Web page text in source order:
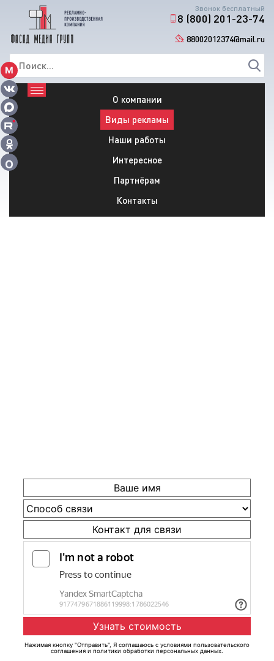
Звонок бесплатный
8 (800) 201-23-74
88002012374@mail.ru
О компании
Виды рекламы
Наши работы
Интересное
Партнёрам
Контакты
Нажимая кнопку "Отправить", Я соглашаюсь с условиями пользовательского
соглашения и политики обработки персональных данных
М
О